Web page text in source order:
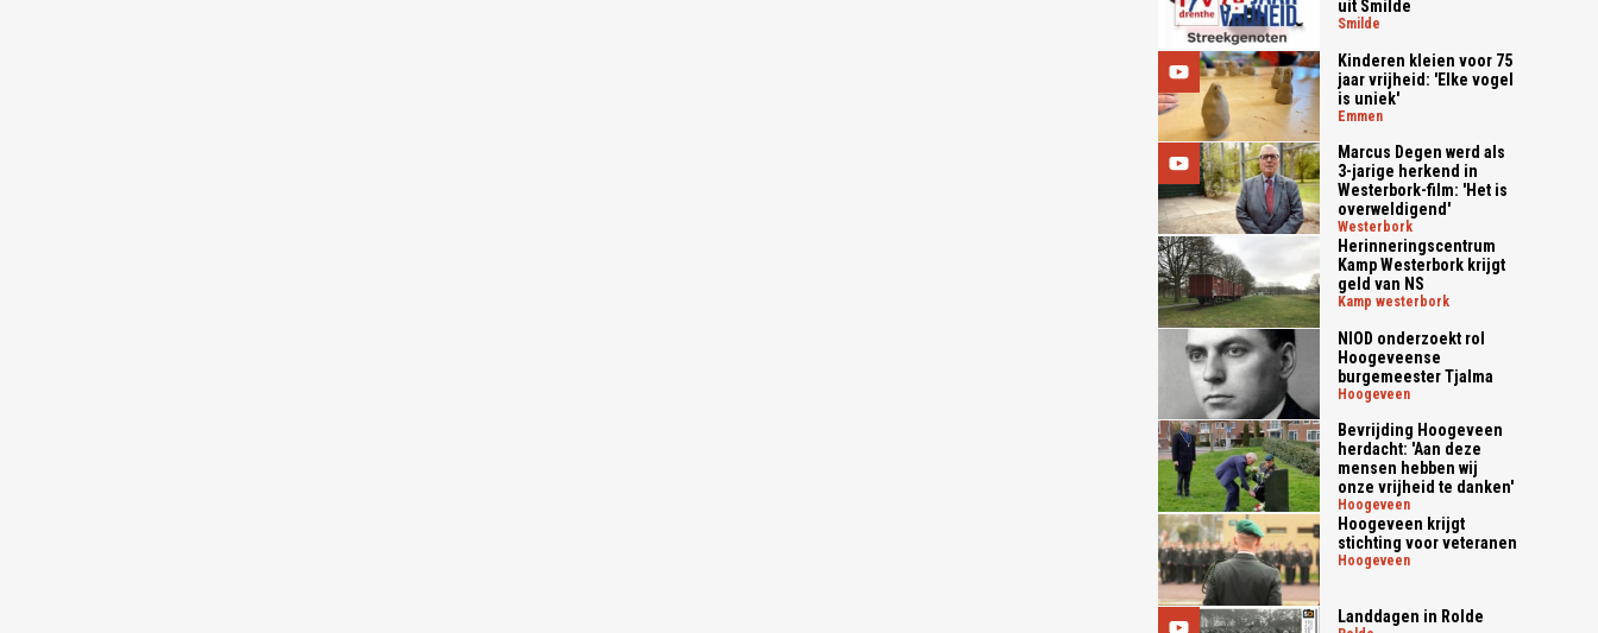
uit Smilde
smilde
Kinderen kleien voor 75
jaar vrijheid: 'Elke vogel
is uniek'
emmen
Marcus Degen werd als
3-jarige herkend in
Westerbork-film: 'Het is
overweldigend'
westerbork
Herinneringscentrum
Kamp Westerbork krijgt
geld van NS
kamp westerbork
NIOD onderzoekt rol
Hoogeveense
burgemeester Tjalma
hoogeveen
Bevrijding Hoogeveen
herdacht: 'Aan deze
mensen hebben wij
onze vrijheid te danken'
hoogeveen
Hoogeveen krijgt
stichting voor veteranen
hoogeveen
Landdagen in Rolde